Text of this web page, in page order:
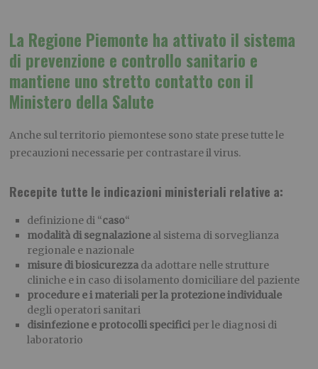
La Regione Piemonte ha attivato il sistema
di prevenzione e controllo sanitario e
mantiene uno stretto contatto con il
Ministero della Salute
Anche sul territorio piemontese sono state prese tutte le
precauzioni necessarie per contrastare il virus.
Recepite tutte le indicazioni ministeriali relative a:
definizione di “caso“
modalità di segnalazioneal sistema di sorveglianza
regionale e nazionale
misure di biosicurezza da adottare nelle strutture
cliniche e in caso di isolamento domiciliare del paziente
procedure e i materiali per la protezione individuale
degli operatori sanitari
disinfezione e protocolli specificiper le diagnosi di
laboratorio